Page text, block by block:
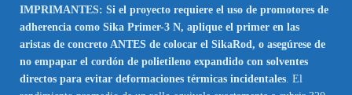
IMPRIMANTES: Si el proyecto requiere el uso de promotores de
adherencia como Sika Primer-3 N, aplique el primer en las
aristas de concreto ANTES de colocar el SikaRod, o asegúrese de
no empapar el cordón de polietileno expandido con solventes
directos para evitar deformaciones térmicas incidentales. El